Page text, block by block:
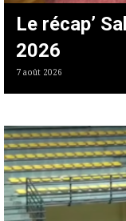
Le récap’
2026
7 août 2026